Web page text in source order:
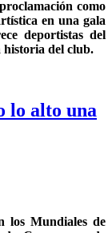
como
en una gala
deportistas del
historia del club.
lo alto una
los Mundiales de